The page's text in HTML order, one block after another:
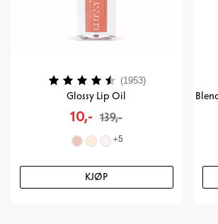
Glossy Lip Oil
10,- 139,-
+5
KJØP
Karakter: (1953)